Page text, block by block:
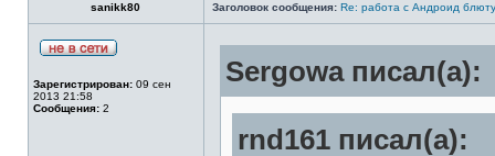
sanikk80 Заголовок сообщения: Re: работа с Андроид
Зарегистрирован: 09 сен
2013 21:58
Сообщения: 2
Sergowa писал(а):
rnd161 писал(а):